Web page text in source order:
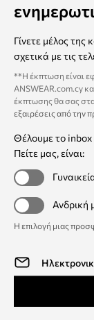
Γίνετε μέλος της
σχετικά με τις
**Η έκπτωση είναι
ANSWEAR.com.cy
έκπτωσης θα σας
εξαιρέσεις από την
Θέλουμε το inbox
Πείτε μας, είναι:
Ανδρική
Η επιλογή μιας